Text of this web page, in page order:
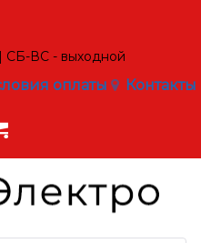
ВС - выходной
оплаты Контакты